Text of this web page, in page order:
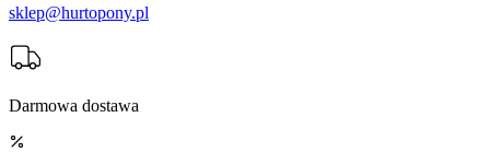
sklep@hurtopony.pl
Darmowa dostawa